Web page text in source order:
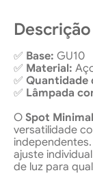
✅ Base: GU10
✅ Material:
✅ Quantidade
✅ Lâmpada
O Spot
versatilidade
ajuste
de luz para